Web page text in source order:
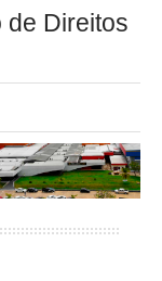
de Direitos